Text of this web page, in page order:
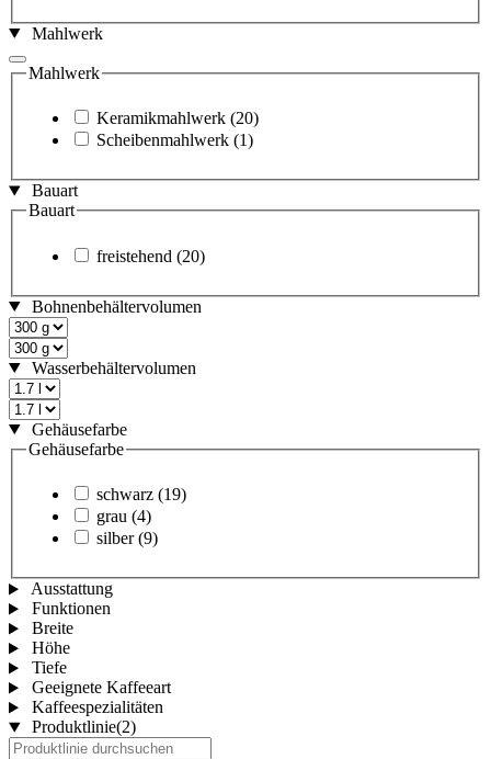
Mahlwerk
Mahlwerk
Keramikmahlwerk (20)
Scheibenmahlwerk (1)
Bauart
Bauart
freistehend (20)
Bohnenbehältervolumen
Wasserbehältervolumen
Gehäusefarbe
Gehäusefarbe
schwarz (19)
grau (4)
silber (9)
Ausstattung
Funktionen
Breite
Höhe
Tiefe
Geeignete Kaffeeart
Kaffeespezialitäten
Produktlinie(2)